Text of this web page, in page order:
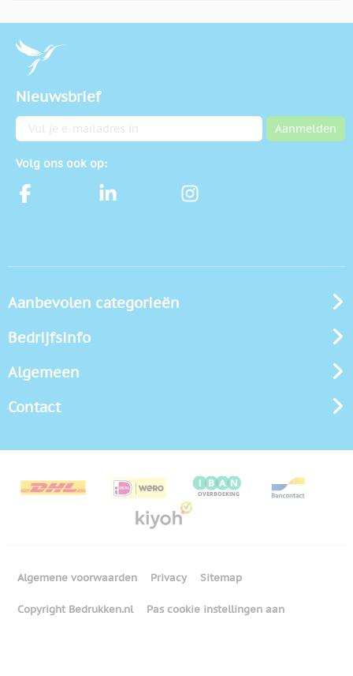
Nieuwsbrief
E-mailadres Aanmelden
Volg ons ook op:
Aanbevolen categorieën
Bedrijfsinfo
Algemeen
Contact
Algemene voorwaarden Privacy Sitemap
Copyright Bedrukken.nl Pas cookie instellingen aan